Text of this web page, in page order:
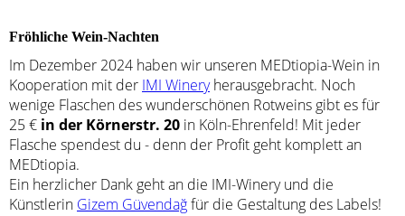
Fröhliche Wein-Nachten
Im Dezember 2024 haben wir unseren MEDtiopia-Wein in
Kooperation mit der IMI Wineryherausgebracht. Noch
wenige Flaschen des wunderschönen Rotweins gibt es für
25 € in der Körnerstr. 20 in Köln-Ehrenfeld! Mit jeder
Flasche spendest du - denn der Profit geht komplett an
MEDtiopia.
Ein herzlicher Dank geht an die IMI-Winery und die
Künstlerin Gizem Güvendağfür die Gestaltung des Labels!